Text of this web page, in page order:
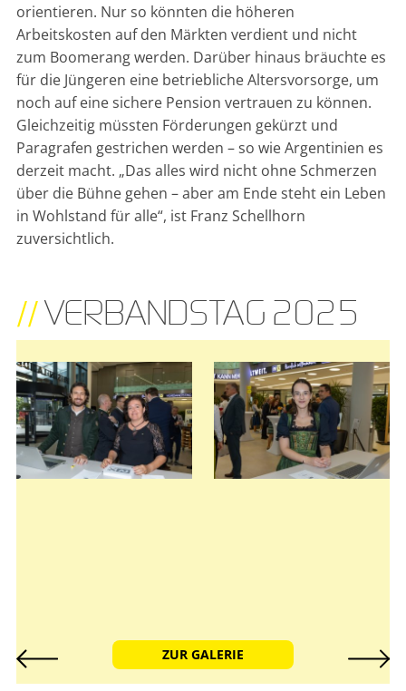
orientieren. Nur so könnten die höheren
Arbeitskosten auf den Märkten verdient und nicht
zum Boomerang werden. Darüber hinaus bräuchte es
für die Jüngeren eine betriebliche Altersvorsorge, um
noch auf eine sichere Pension vertrauen zu können.
Gleichzeitig müssten Förderungen gekürzt und
Paragrafen gestrichen werden – so wie Argentinien es
derzeit macht. „Das alles wird nicht ohne Schmerzen
über die Bühne gehen – aber am Ende steht ein Leben
in Wohlstand für alle“, ist Franz Schellhorn
zuversichtlich.
//VERBANDSTAG 2025
ZUR GALERIE